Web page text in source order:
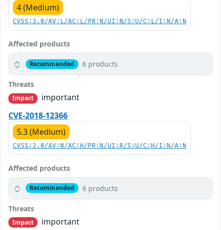
4 (Medium)
CVSS:3.0/AV:L/AC:L/PR:N/UI:N/S:U/C:L/I:N/A:N
Affected products
Recommended 6 products
Threats
Impact
important
CVE-2018-12366
5.3 (Medium)
CVSS:3.0/AV:N/AC:H/PR:N/UI:R/S:U/C:H/I:N/A:N
Affected products
Recommended 6 products
Threats
Impact important